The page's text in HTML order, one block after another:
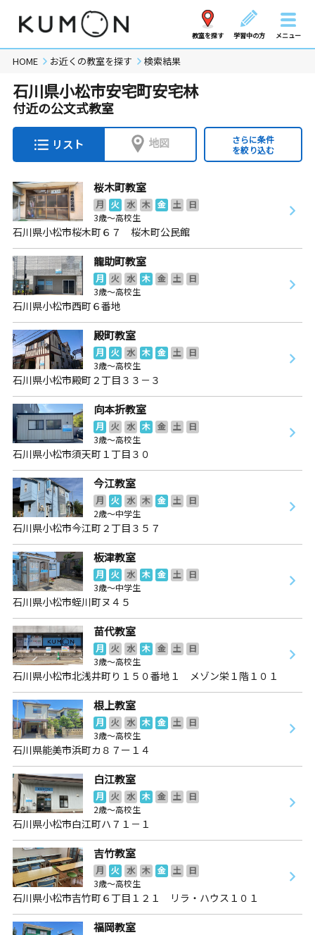
教室を探す 学習中の方 メニュー
HOME お近くの教室を探す 検索結果
石川県小松市安宅町安宅林
付近の公文式教室
リスト 地図
さらに条件
を絞り込む
桜木町教室
月 火 水 木 金 土
日
3歳～高校生
石川県小松市桜木町６７ 桜木町公民館
龍助町教室
月 火 水 木 金 土
日
3歳～高校生
石川県小松市西町６番地
殿町教室
月 火 水 木 金 土
日
3歳～高校生
石川県小松市殿町２丁目３３－３
向本折教室
月 火 水 木 金 土
日
3歳～高校生
石川県小松市須天町１丁目３０
今江教室
月 火 水 木 金 土
日
2歳～中学生
石川県小松市今江町２丁目３５７
板津教室
月 火 水 木 金 土
日
3歳～中学生
石川県小松市蛭川町ヌ４５
苗代教室
月 火 水 木 金 土
日
3歳～高校生
石川県小松市北浅井町り１５０番地１ メゾン栄１階１０１
根上教室
月 火 水 木 金 土
日
3歳～高校生
石川県能美市浜町カ８７ー１４
白江教室
月 火 水 木 金 土
日
2歳～高校生
石川県小松市白江町ハ７１－１
吉竹教室
月 火 水 木 金 土
日
3歳～高校生
石川県小松市吉竹町６丁目１２１ リラ・ハウス１０１
福岡教室